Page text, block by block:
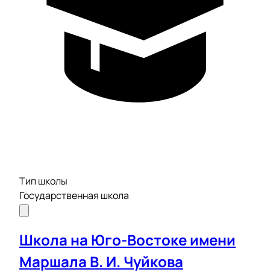
Тип школы
Государственная школа
Школа на Юго-Востоке имени
Маршала В. И. Чуйкова